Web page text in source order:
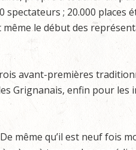
spectateurs ; 20.000 places
même le début des
avant-premières
Grignanais, enfin pour les
même qu’il est neuf fois